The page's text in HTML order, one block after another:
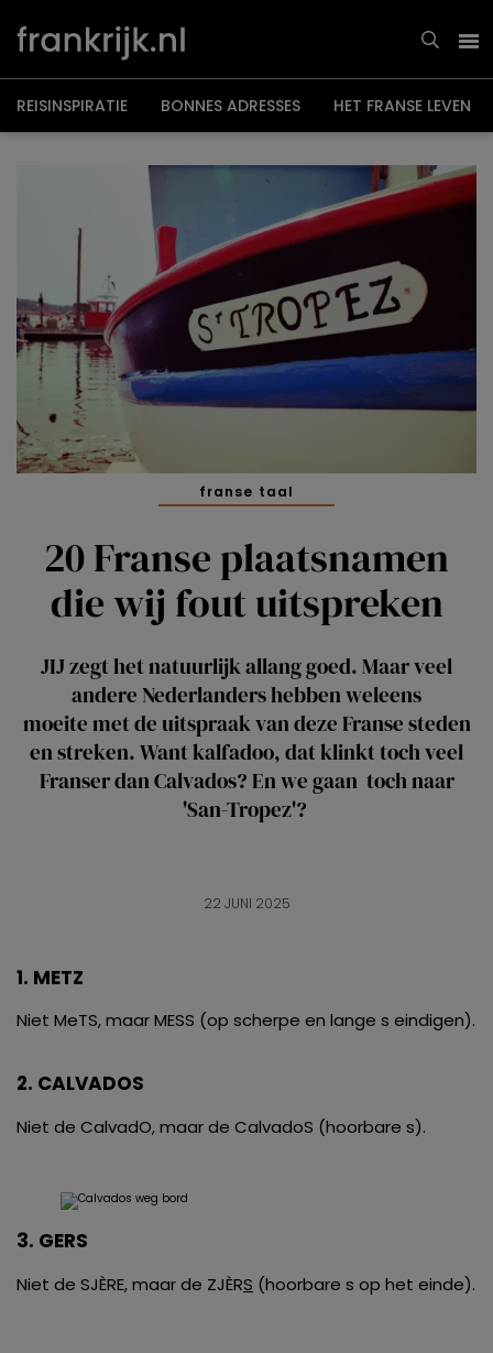
naar
inhoud
REISINSPIRATIE BONNES ADRESSES HET FRANSE LEVEN
franse taal
20 Franse plaatsnamen
die wij fout uitspreken
JIJ zegt het natuurlijk allang goed. Maar veel
andere Nederlanders hebben weleens
moeite met de uitspraak van deze Franse steden
en streken. Want kalfadoo, dat klinkt toch veel
Franser dan Calvados? En we gaan toch naar
'San-Tropez'?
22 JUNI 2025
1. METZ
Niet MeTS, maar MESS (op scherpe en lange s eindigen).
2. CALVADOS
Niet de CalvadO, maar de CalvadoS (hoorbare s).
3. GERS
Niet de SJÈRE, maar de ZJÈRS (hoorbare s op het einde).